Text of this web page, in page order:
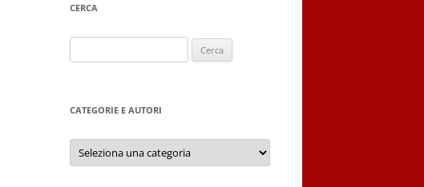
CERCA
per:
CATEGORIE E AUTORI
Categorie
autori